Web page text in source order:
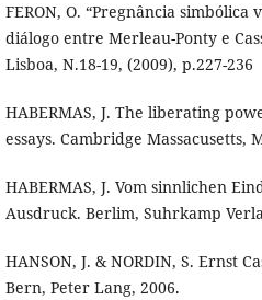
FERON, O. “Pregnância
diálogo entre Merleau-Ponty e
Lisboa, N.18-19, (2009), p.227-236
HABERMAS, J. The liberating
essays. Cambridge Massacusetts,
HABERMAS, J. Vom sinnlichen
Ausdruck. Berlim, Suhrkamp
HANSON, J. & NORDIN, S. Ernst
Bern, Peter Lang, 2006.